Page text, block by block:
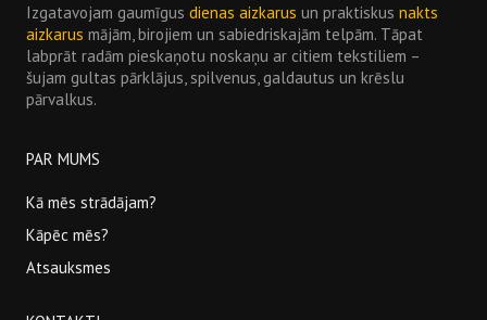
Izgatavojam gaumīgusdienas aizkarus un praktiskusnakts
aizkarus mājām, birojiem un sabiedriskajām telpām. Tāpat
labprāt radām pieskaņotu noskaņu ar citiem tekstiliem –
šujam gultas pārklājus, spilvenus, galdautus un krēslu
pārvalkus.
PAR MUMS
Kā mēs strādājam?
Kāpēc mēs?
Atsauksmes